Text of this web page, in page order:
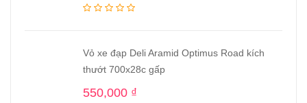
Vỏ xe đạp Deli Aramid Optimus Road kích
thướt 700x28c gấp
550,000 ₫